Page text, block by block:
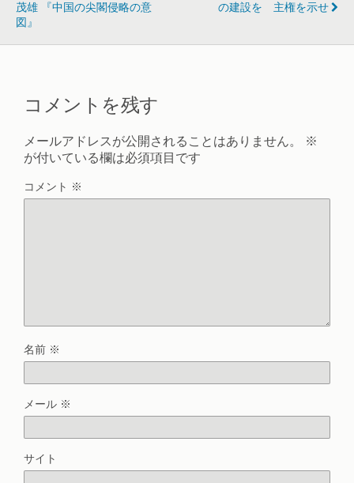
茂雄 『中国の尖閣侵略の意
図』
の建設を 主権を示せ
コメントを残す
メールアドレスが公開されることはありません。
※
が付いている欄は必須項目です
コメント ※
名前 ※
メール ※
サイト